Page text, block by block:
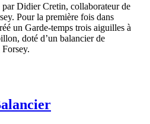
Didier Cretin, collaborateur de
Pour la première fois dans
un Garde-temps trois aiguilles à
doté d’un balancier de